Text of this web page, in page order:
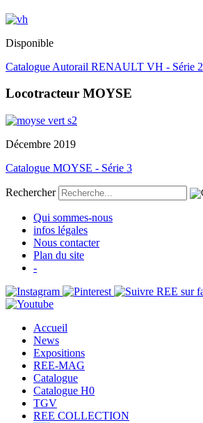
Disponible
Catalogue Autorail RENAULT VH - Série 2
Locotracteur MOYSE
Décembre 2019
Catalogue MOYSE - Série 3
Rechercher
Qui sommes-nous
infos légales
Nous contacter
Plan du site
-
Accueil
News
Expositions
REE-MAG
Catalogue
Catalogue H0
TGV
REE COLLECTION